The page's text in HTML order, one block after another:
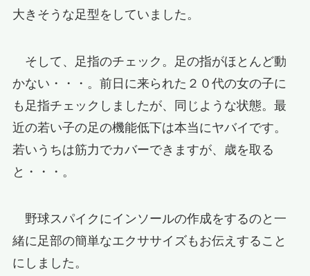
大きそうな足型をしていました。
そして、足指のチェック。足の指がほとんど動
かない・・・。前日に来られた２０代の女の子に
も足指チェックしましたが、同じような状態。最
近の若い子の足の機能低下は本当にヤバイです。
若いうちは筋力でカバーできますが、歳を取る
と・・・。
野球スパイクにインソールの作成をするのと一
緒に足部の簡単なエクササイズもお伝えすること
にしました。